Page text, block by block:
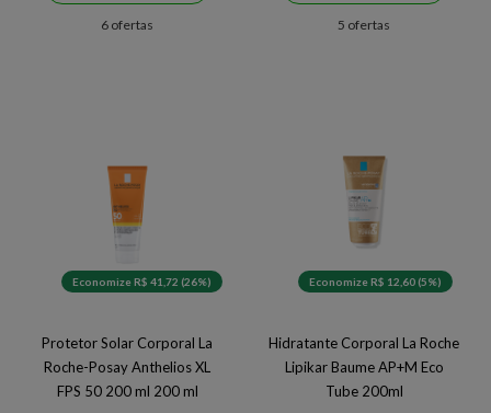
6 ofertas 5 ofertas
Economize R$ 41,72 (26%)
Protetor Solar Corporal La
Roche-Posay Anthelios XL
FPS 50 200 ml 200 ml
Economize R$ 12,60 (5%)
Hidratante Corporal La Roche
Lipikar Baume AP+M Eco
Tube 200ml